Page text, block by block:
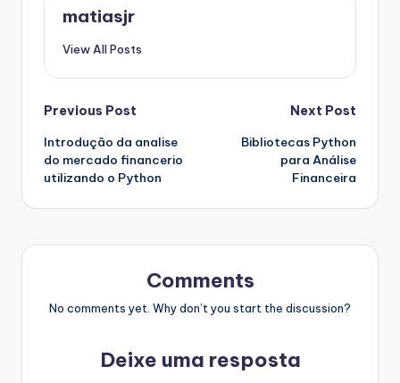
matiasjr
View All Posts
Post
navigation
Previous Post
Introdução da analise
do mercado financerio
utilizando o Python
Next Post
Bibliotecas Python
para Análise
Financeira
Comments
No comments yet. Why don’t you start the discussion?
Deixe uma resposta